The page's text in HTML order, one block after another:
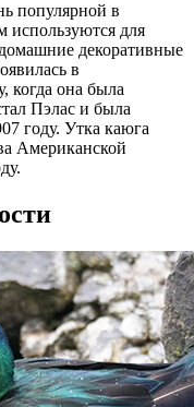
популярной в
для
декоративные
в
когда она была
Пэлас и была
году. Утка каюга
Американской